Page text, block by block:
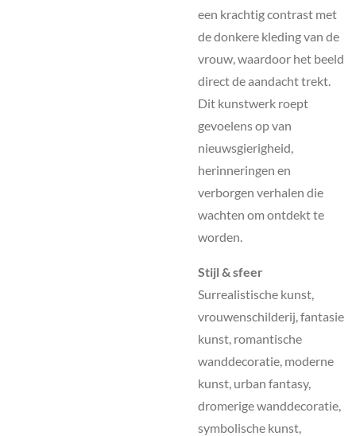
een krachtig contrast met
de donkere kleding van de
vrouw, waardoor het beeld
direct de aandacht trekt.
Dit kunstwerk roept
gevoelens op van
nieuwsgierigheid,
herinneringen en
verborgen verhalen die
wachten om ontdekt te
worden.
Stijl & sfeer
Surrealistische kunst,
vrouwenschilderij, fantasie
kunst, romantische
wanddecoratie, moderne
kunst, urban fantasy,
dromerige wanddecoratie,
symbolische kunst,